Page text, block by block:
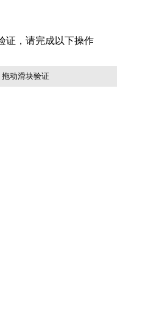
拖动滑块验证